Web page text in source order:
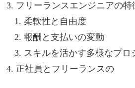
フリーランスエンジニアの特
柔軟性と自由度
報酬と支払いの変動
スキルを活かす多様なプロ
正社員とフリーランスの